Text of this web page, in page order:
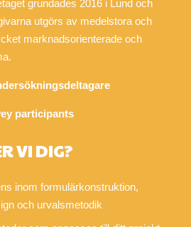
grundades 2016 i Lund och
utgörs av medelstora och
marknadsorienterade och
participants
VI DIG?
inom formulärkonstruktion,
och urvalsmetodik